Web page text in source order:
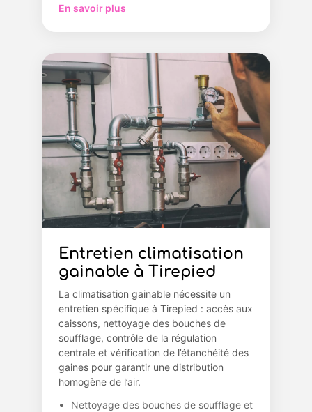
En savoir plus
Entretien climatisation
gainable à Tirepied
La climatisation gainable nécessite un
entretien spécifique à Tirepied : accès aux
caissons, nettoyage des bouches de
soufflage, contrôle de la régulation
centrale et vérification de l’étanchéité des
gaines pour garantir une distribution
homogène de l’air.
Nettoyage des bouches de soufflage et